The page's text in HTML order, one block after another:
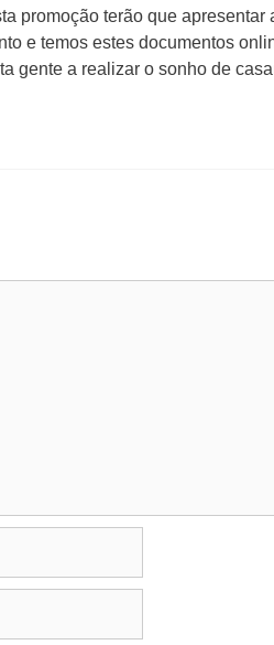
promoção terão que apresentar
e temos estes documentos
gente a realizar o sonho de